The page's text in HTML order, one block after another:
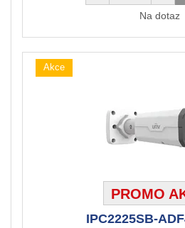
Na dotaz
Akce
PROMO
IPC2225SB-